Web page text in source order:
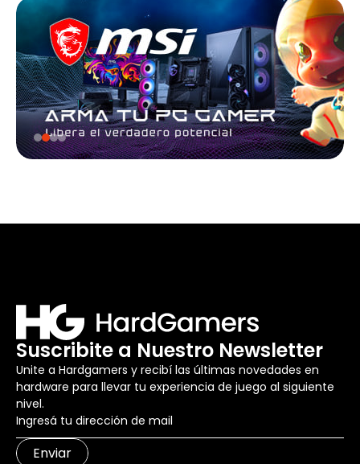
Suscribite a Nuestro Newsletter
Unite a Hardgamers y recibí las últimas novedades en
hardware para llevar tu experiencia de juego al siguiente
nivel.
Enviar